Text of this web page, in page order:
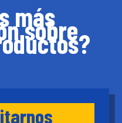
más
sobre